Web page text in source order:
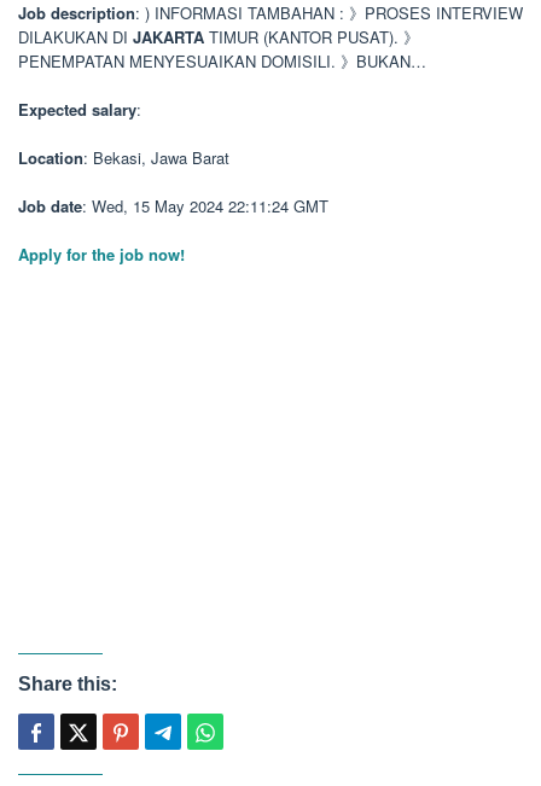
Job description: ) INFORMASI TAMBAHAN : 》PROSES INTERVIEW
DILAKUKAN DI JAKARTA TIMUR (KANTOR PUSAT). 》
PENEMPATAN MENYESUAIKAN DOMISILI. 》BUKAN…
Expected salary:
Location: Bekasi, Jawa Barat
Job date: Wed, 15 May 2024 22:11:24 GMT
Apply for the job now!
Share this: